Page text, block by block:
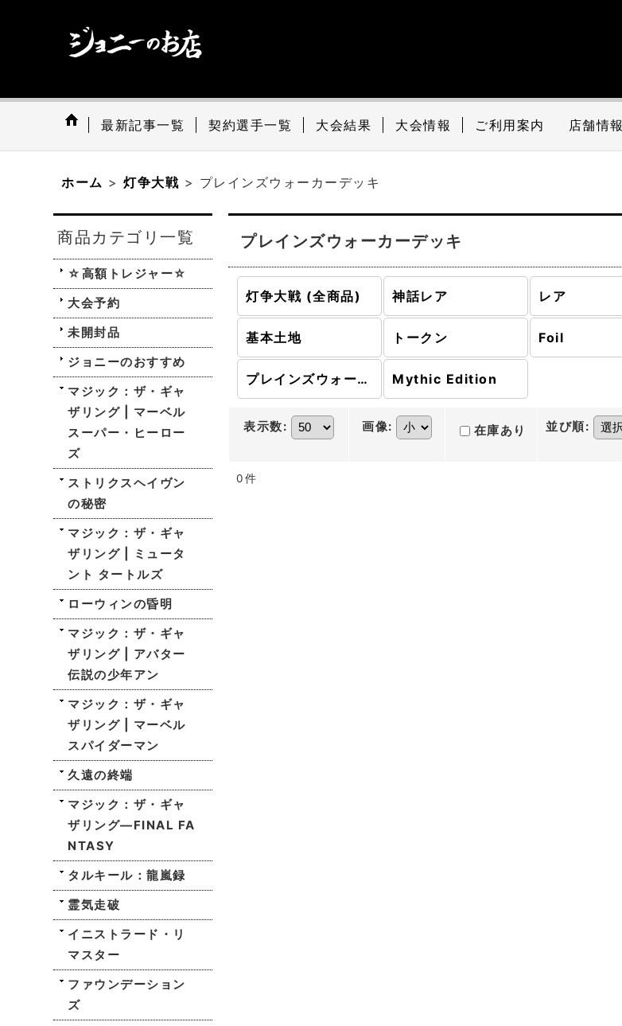
最新記事一覧 契約選手一覧 大会結果 大会情報 ご利用案内 店舗情報
ホーム > 灯争大戦 > プレインズウォーカーデッキ
商品カテゴリ一覧
☆高額トレジャー☆
大会予約
未開封品
ジョニーのおすすめ
マジック：ザ・ギャ
ザリング | マーベル
スーパー・ヒーロー
ズ
ストリクスヘイヴン
の秘密
マジック：ザ・ギャ
ザリング | ミュータ
ント タートルズ
ローウィンの昏明
マジック：ザ・ギャ
ザリング | アバター
伝説の少年アン
マジック：ザ・ギャ
ザリング | マーベル
スパイダーマン
久遠の終端
マジック：ザ・ギャ
ザリング—FINAL FA
NTASY
タルキール：龍嵐録
霊気走破
イニストラード・リ
マスター
ファウンデーション
ズ
プレインズウォーカーデッキ
灯争大戦 (全商品) 神話レア レア
基本土地 トークン Foil
プレインズウォーカーデッキ Mythic Edition
表示数: 画像: 在庫あり 並び順:
0件